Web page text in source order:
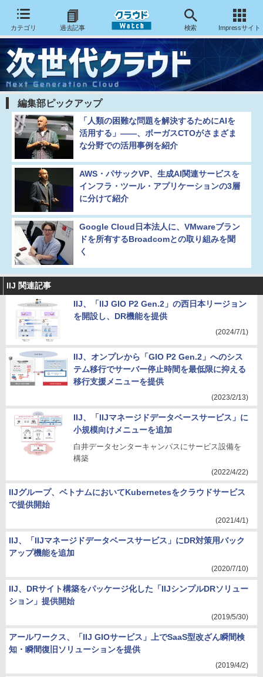
カテゴリ 過去記事 検索 Impressサイト
編集部ピックアップ
「人類の困難な問題を解決するためにAIを
活用する」――、ボーガスCTOがさまざま
な分野での活用事例を紹介
AWS・パサックVP、生成AI関連サービスを
インフラ・ツール・アプリケーションの3層
に分けて紹介
Google Cloud日本法人に、VMwareブラン
ドを所有するBroadcomとの取り組みを聞
く
IIJ 関連記事
IIJ、「IIJ GIO P2 Gen.2」の西日本リージョン
を開設し、DR機能を提供
(2024/7/1)
IIJ、オンプレから「GIO P2 Gen.2」へのシス
テム移行でサーバー停止時間を最低限に抑える
移行支援メニューを提供
(2023/2/13)
IIJ、「IIJマネージドデータベースサービス」に
小規模向けメニューを追加
白井データセンターキャンパスにサービス設備を
構築
(2022/4/22)
IIJグループ、ベトナムにおいてKubernetesをクラウドサービス
で提供開始
(2021/4/1)
IIJ、「IIJマネージドデータベースサービス」にDR対策用バック
アップ機能を追加
(2020/7/10)
IIJ、DRサイト構築をパッケージ化した「IIJシンプルDRソリュー
ション」提供開始
(2019/5/30)
アールワークス、「IIJ GIOサービス」上でSaaS型改ざん瞬間検
知・瞬間復旧ソリューションを提供
(2019/4/2)